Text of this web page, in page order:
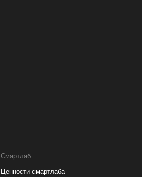
Смартлаб
Ценности смартлаба